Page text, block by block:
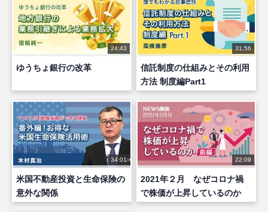
24:43
ゆうちょ銀行の改革
31:56
信託制度の仕組みとその利用
方法 制度編Part1
34:01
米国不動産投資と生命保険の
意外な関係
22:09
2021年２月 なぜコロナ禍
で株価が上昇しているのか
（前編）